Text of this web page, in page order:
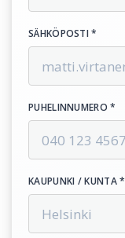
SÄHKÖPOSTI *
PUHELINNUMERO *
KAUPUNKI / KUNTA *